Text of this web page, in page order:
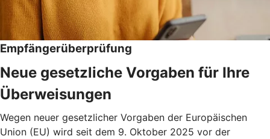
Empfängerüberprüfung
Neue gesetzliche Vorgaben für Ihre
Überweisungen
Wegen neuer gesetzlicher Vorgaben der Europäischen
Union (EU) wird seit dem 9. Oktober 2025 vor der